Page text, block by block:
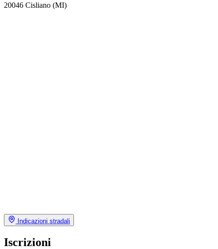
20046 Cisliano (MI)
Indicazioni stradali
Iscrizioni